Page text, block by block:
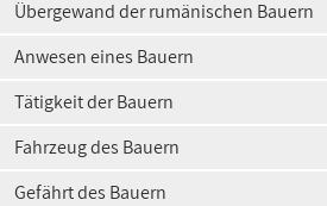
Übergewand der rumänischen Bauern
Anwesen eines Bauern
Tätigkeit der Bauern
Fahrzeug des Bauern
Gefährt des Bauern